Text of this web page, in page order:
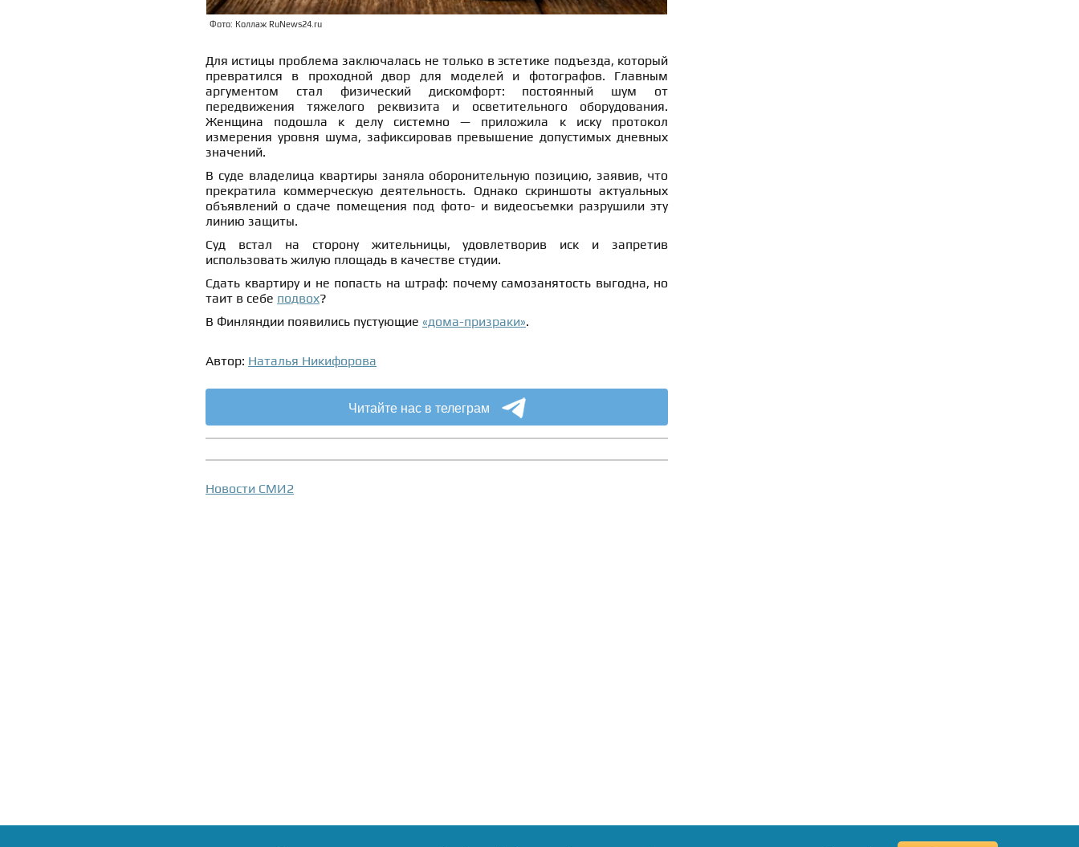
Фото: Коллаж RuNews24.ru
Для истицы проблема заключалась не только в эстетике подъезда, который
превратился в проходной двор для моделей и фотографов. Главным
аргументом стал физический дискомфорт: постоянный шум от
передвижения тяжелого реквизита и осветительного оборудования.
Женщина подошла к делу системно — приложила к иску протокол
измерения уровня шума, зафиксировав превышение допустимых дневных
значений.
В суде владелица квартиры заняла оборонительную позицию, заявив, что
прекратила коммерческую деятельность. Однако скриншоты актуальных
объявлений о сдаче помещения под фото- и видеосъемки разрушили эту
линию защиты.
Суд встал на сторону жительницы, удовлетворив иск и запретив
использовать жилую площадь в качестве студии.
Сдать квартиру и не попасть на штраф: почему самозанятость выгодна, но
таит в себе подвох?
В Финляндии появились пустующие «дома-призраки».
Автор: Наталья Никифорова
Читайте нас в телеграм
Новости СМИ2